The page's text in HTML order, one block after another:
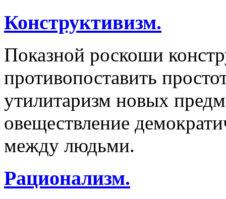
Конструктивизм.
Показной роскоши
противопоставить
утилитаризм новых
овеществление
между людьми.
Рационализм.